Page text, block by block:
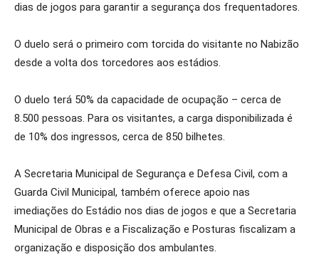
dias de jogos para garantir a segurança dos frequentadores.
O duelo será o primeiro com torcida do visitante no Nabizão
desde a volta dos torcedores aos estádios.
O duelo terá 50% da capacidade de ocupação – cerca de
8.500 pessoas. Para os visitantes, a carga disponibilizada é
de 10% dos ingressos, cerca de 850 bilhetes.
A Secretaria Municipal de Segurança e Defesa Civil, com a
Guarda Civil Municipal, também oferece apoio nas
imediações do Estádio nos dias de jogos e que a Secretaria
Municipal de Obras e a Fiscalização e Posturas fiscalizam a
organização e disposição dos ambulantes.